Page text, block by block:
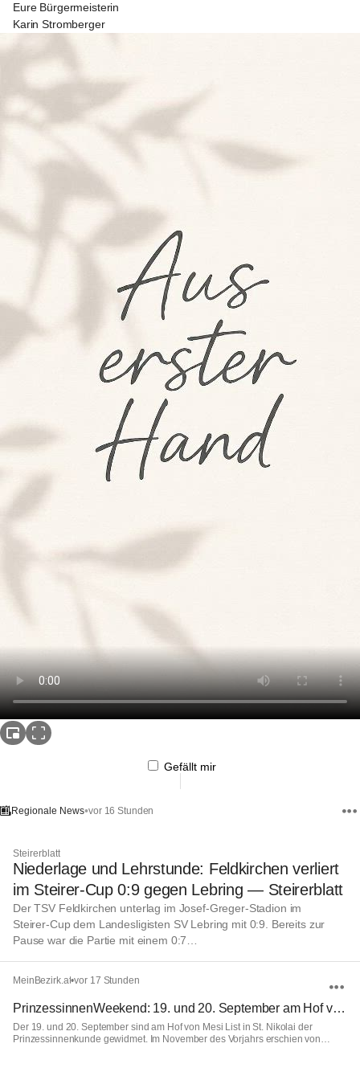
Eure Bürgermeisterin
Karin Stromberger
Gefällt mir
Regionale News•vor 16 Stunden
Steirerblatt
Niederlage und Lehrstunde: Feldkirchen verliert
im Steirer-Cup 0:9 gegen Lebring — Steirerblatt
Der TSV Feldkirchen unterlag im Josef‑Greger‑Stadion im
Steirer‑Cup dem Landesligisten SV Lebring mit 0:9. Bereits zur
Pause war die Partie mit einem 0:7…
MeinBezirk.at•vor 17 Stunden
PrinzessinnenWeekend: 19. und 20. September am Hof von Mesi List, St. Nikolai/Sausal
Der 19. und 20. September sind am Hof von Mesi List in St. Nikolai der
Prinzessinnenkunde gewidmet. Im November des Vorjahrs erschien von